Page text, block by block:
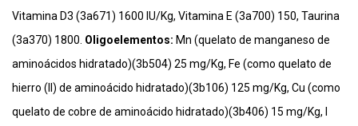
Vitamina D3 (3a671) 1600 IU/Kg, Vitamina E (3a700) 150, Taurina
(3a370) 1800. Oligoelementos: Mn (quelato de manganeso de
aminoácidos hidratado)(3b504) 25 mg/Kg, Fe (como quelato de
hierro (II) de aminoácido hidratado)(3b106) 125 mg/Kg, Cu (como
quelato de cobre de aminoácido hidratado)(3b406) 15 mg/Kg, I